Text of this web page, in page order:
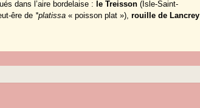
dans l’aire bordelaise : le Treisson (Isle-Saint-
êre de *platissa « poisson plat »),rouille de Lancrey